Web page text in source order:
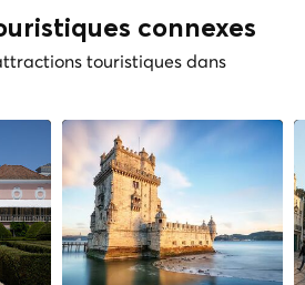
connexes
touristiques dans